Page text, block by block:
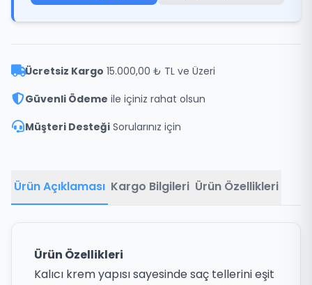
Ücretsiz Kargo 15.000,00 ₺ TL ve Üzeri
Güvenli Ödeme ile içiniz rahat olsun
Müşteri Desteği Sorularınız için
Ürün Açıklaması Kargo Bilgileri Ürün Özellikleri
Ürün Özellikleri
Kalıcı krem yapısı sayesinde saç tellerini eşit